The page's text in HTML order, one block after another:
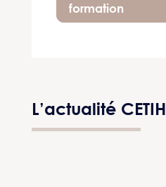
formation
L’actualité CETIH